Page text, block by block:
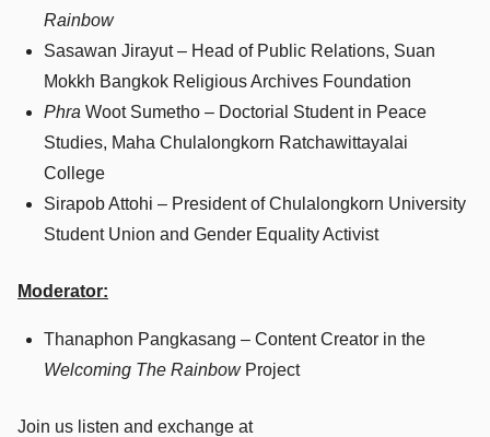
Rainbow
Sasawan Jirayut – Head of Public Relations, Suan
Mokkh Bangkok Religious Archives Foundation
Phra Woot Sumetho – Doctorial Student in Peace
Studies, Maha Chulalongkorn Ratchawittayalai
College
Sirapob Attohi – President of Chulalongkorn University
Student Union and Gender Equality Activist
Moderator:
Thanaphon Pangkasang – Content Creator in the
Welcoming The RainbowProject
Join us listen and exchange at